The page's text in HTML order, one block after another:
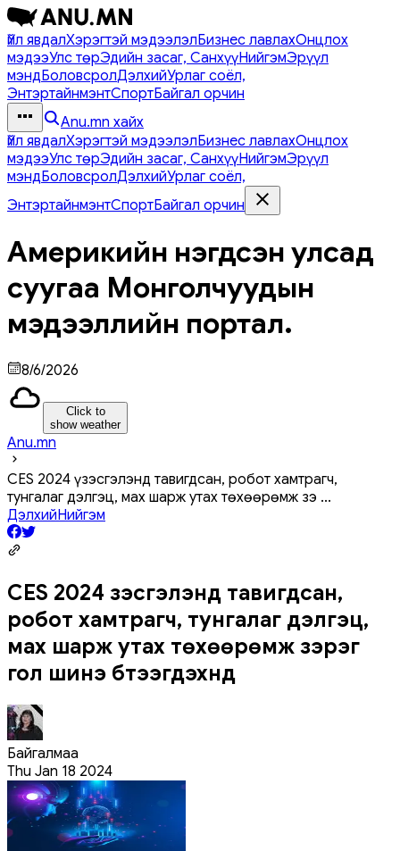
Үйл явдалХэрэгтэй мэдээлэлБизнес лавлахОнцлох
мэдээУлс төрЭдийн засаг, СанхүүНийгэмЭрүүл
мэндБоловсролДэлхийУрлаг соёл,
ЭнтэртайнмэнтСпортБайгал орчин
Anu.mn хайх
Үйл явдалХэрэгтэй мэдээлэлБизнес лавлахОнцлох
мэдээУлс төрЭдийн засаг, СанхүүНийгэмЭрүүл
мэндБоловсролДэлхийУрлаг соёл,
ЭнтэртайнмэнтСпортБайгал орчин
Америкийн нэгдсэн улсад
суугаа Монголчуудын
мэдээллийн портал.
8/6/2026
Click to
show weather
Anu.mn
CES 2024 үзэсгэлэнд тавигдсан, робот хамтрагч,
тунгалаг дэлгэц, мах шарж утах төхөөрөмж зэ ...
ДэлхийНийгэм
CES 2024 үзэсгэлэнд тавигдсан,
робот хамтрагч, тунгалаг дэлгэц,
мах шарж утах төхөөрөмж зэрэг
гол шинэ бүтээгдэхүүнүүд
Байгалмаа
Thu Jan 18 2024